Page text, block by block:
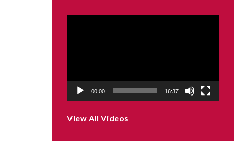
00:00 16:37
View All Videos